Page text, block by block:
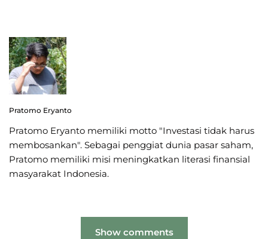
Pratomo Eryanto
Pratomo Eryanto memiliki motto "Investasi tidak harus
membosankan". Sebagai penggiat dunia pasar saham,
Pratomo memiliki misi meningkatkan literasi finansial
masyarakat Indonesia.
Show comments